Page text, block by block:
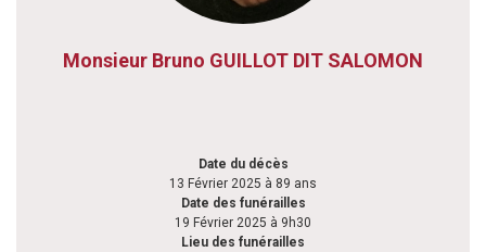
Monsieur Bruno GUILLOT DIT SALOMON
Date du décès
13 Février 2025 à 89 ans
Date des funérailles
19 Février 2025 à 9h30
Lieu des funérailles